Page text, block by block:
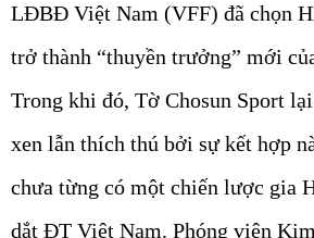
LĐBĐ Việt Nam (VFF) đã chọn
trở thành “thuyền trưởng” mới
Trong khi đó, Tờ Chosun Sport
xen lẫn thích thú bởi sự kết hợp
chưa từng có một chiến lược gia
dắt ĐT Việt Nam. Phóng viên